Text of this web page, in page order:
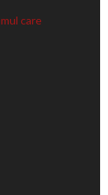
care